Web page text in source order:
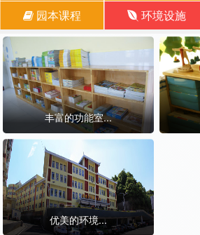
园本课程
环境设施
丰富的功能室...
优美的环境...